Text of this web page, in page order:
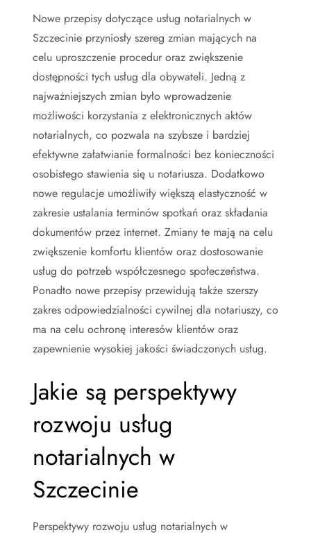
Nowe przepisy dotyczące usług notarialnych w
Szczecinie przyniosły szereg zmian mających na
celu uproszczenie procedur oraz zwiększenie
dostępności tych usług dla obywateli. Jedną z
najważniejszych zmian było wprowadzenie
możliwości korzystania z elektronicznych aktów
notarialnych, co pozwala na szybsze i bardziej
efektywne załatwianie formalności bez konieczności
osobistego stawienia się u notariusza. Dodatkowo
nowe regulacje umożliwiły większą elastyczność w
zakresie ustalania terminów spotkań oraz składania
dokumentów przez internet. Zmiany te mają na celu
zwiększenie komfortu klientów oraz dostosowanie
usług do potrzeb współczesnego społeczeństwa.
Ponadto nowe przepisy przewidują także szerszy
zakres odpowiedzialności cywilnej dla notariuszy, co
ma na celu ochronę interesów klientów oraz
zapewnienie wysokiej jakości świadczonych usług.
Jakie są perspektywy
rozwoju usług
notarialnych w
Szczecinie
Perspektywy rozwoju usług notarialnych w